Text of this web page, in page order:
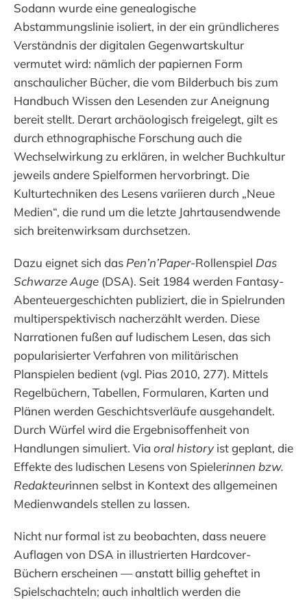
Sodann wurde eine genealogische
Abstammungslinie isoliert, in der ein gründlicheres
Verständnis der digitalen Gegenwartskultur
vermutet wird: nämlich der papiernen Form
anschaulicher Bücher, die vom Bilderbuch bis zum
Handbuch Wissen den Lesenden zur Aneignung
bereit stellt. Derart archäologisch freigelegt, gilt es
durch ethnographische Forschung auch die
Wechselwirkung zu erklären, in welcher Buchkultur
jeweils andere Spielformen hervorbringt. Die
Kulturtechniken des Lesens variieren durch „Neue
Medien“, die rund um die letzte Jahrtausendwende
sich breitenwirksam durchsetzen.
Dazu eignet sich das Pen’n’Paper-Rollenspiel Das
Schwarze Auge (DSA). Seit 1984 werden Fantasy-
Abenteuergeschichten publiziert, die in Spielrunden
multiperspektivisch nacherzählt werden. Diese
Narrationen fußen auf ludischem Lesen, das sich
popularisierter Verfahren von militärischen
Planspielen bedient (vgl. Pias 2010, 277). Mittels
Regelbüchern, Tabellen, Formularen, Karten und
Plänen werden Geschichtsverläufe ausgehandelt.
Durch Würfel wird die Ergebnisoffenheit von
Handlungen simuliert. Via oral historyist geplant, die
Effekte des ludischen Lesens von Spielerinnen bzw.
Redakteurinnen selbst in Kontext des allgemeinen
Medienwandels stellen zu lassen.
Nicht nur formal ist zu beobachten, dass neuere
Auflagen von DSA in illustrierten Hardcover-
Büchern erscheinen — anstatt billig geheftet in
Spielschachteln; auch inhaltlich werden die